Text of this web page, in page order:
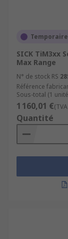
SICK TiM3xx
Max Range
N° de stock RS
Référence
Sous-total (1
1 160,01 €
Quantité